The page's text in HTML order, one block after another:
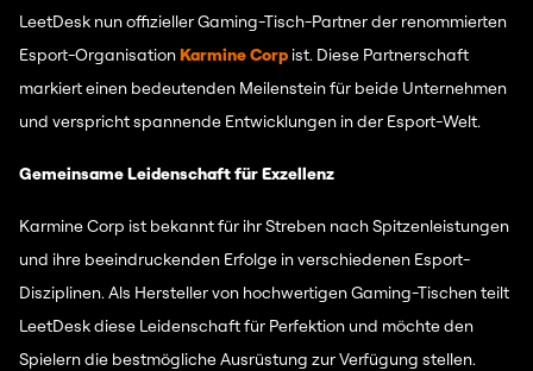
LeetDesk nun offizieller Gaming-Tisch-Partner der renommierten
Esport-OrganisationKarmine Corp ist. Diese Partnerschaft
markiert einen bedeutenden Meilenstein für beide Unternehmen
und verspricht spannende Entwicklungen in der Esport-Welt.
Gemeinsame Leidenschaft für Exzellenz
Karmine Corp ist bekannt für ihr Streben nach Spitzenleistungen
und ihre beeindruckenden Erfolge in verschiedenen Esport-
Disziplinen. Als Hersteller von hochwertigen Gaming-Tischen teilt
LeetDesk diese Leidenschaft für Perfektion und möchte den
Spielern die bestmögliche Ausrüstung zur Verfügung stellen.